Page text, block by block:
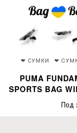
❤ СУМКИ ❤
PUMA
SPORTS BAG
Под